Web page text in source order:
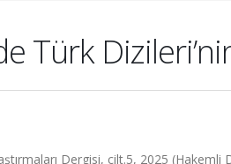
Türk
Dergisi, cilt.5, 2025 (Hakemli